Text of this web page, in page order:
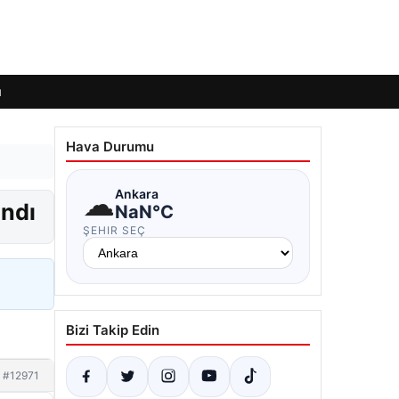
#12971
Hava Durumu
☁Ankara
NaN°C
ŞEHIR SEÇ
Bizi Takip Edin